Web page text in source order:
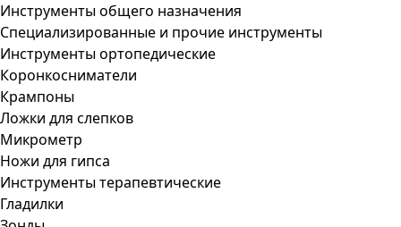
Инструменты общего назначения
Специализированные и прочие инструменты
Инструменты ортопедические
Коронкосниматели
Крампоны
Ложки для слепков
Микрометр
Ножи для гипса
Инструменты терапевтические
Гладилки